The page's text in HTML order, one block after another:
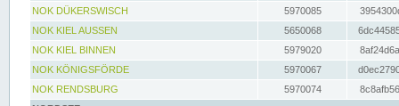
NOK DÜKERSWISCH
5970085
NOK KIEL AUSSEN
5650068
NOK KIEL BINNEN
5979020
NOK KÖNIGSFÖRDE
5970067
NOK RENDSBURG
5970074